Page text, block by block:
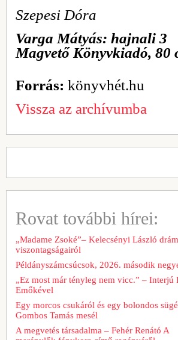
Szepesi Dóra
Varga Mátyás: hajnali 3
Magvető Könyvkiadó, 80
Forrás: könyvhét.hu
Vissza az archívumba
Rovat további hírei:
„Madame Zsoké”– Kelecsényi László
viszontagságairól
Példányszámcsúcsok, 2026. második
„Ez most már tényleg nem vicc.” – Interjú
Emőkével
Egy morcos csukáról és egy bolondos
Gombos Tamás mesél
A megvetés társadalma – Fehér Renátó A